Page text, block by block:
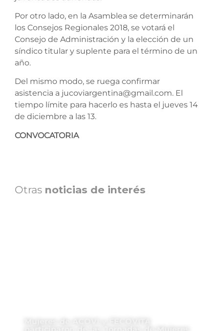
Por otro lado, en la Asamblea se determinarán
los Consejos Regionales 2018, se votará el
Consejo de Administración y la elección de un
síndico titular y suplente para el término de un
año.
Del mismo modo, se ruega confirmar
asistencia a jucoviargentina@gmail.com. El
tiempo límite para hacerlo es hasta el jueves 14
de diciembre a las 13.
CONVOCATORIA
Otras noticias de interés